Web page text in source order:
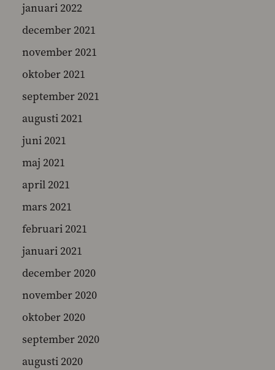
januari 2022
december 2021
november 2021
oktober 2021
september 2021
augusti 2021
juni 2021
maj 2021
april 2021
mars 2021
februari 2021
januari 2021
december 2020
november 2020
oktober 2020
september 2020
augusti 2020